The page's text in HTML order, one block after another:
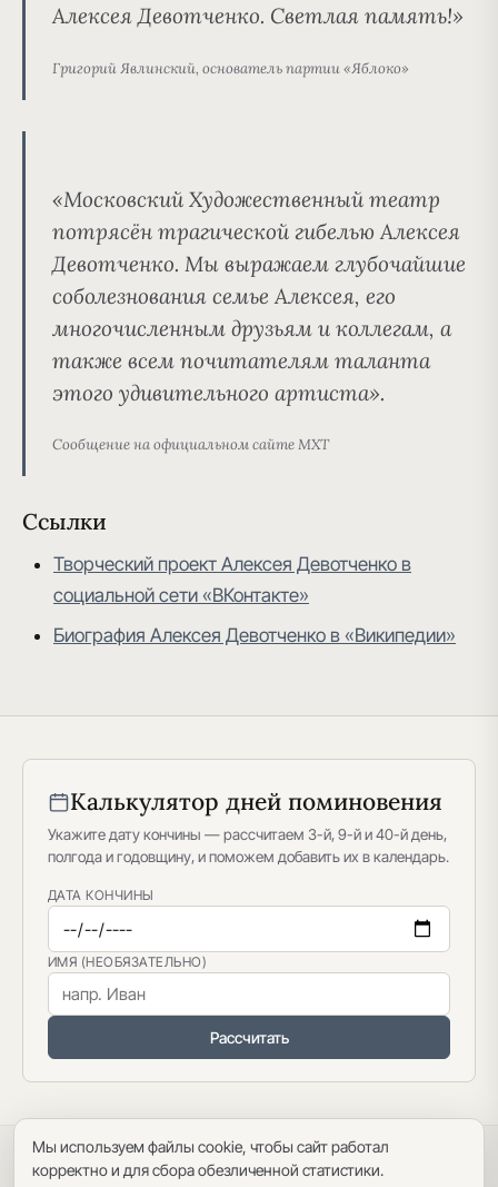
Алексея Девотченко. Светлая память!»
Григорий Явлинский, основатель партии «Яблоко»
«Московский Художественный театр
потрясён трагической гибелью Алексея
Девотченко. Мы выражаем глубочайшие
соболезнования семье Алексея, его
многочисленным друзьям и коллегам, а
также всем почитателям таланта
этого удивительного артиста».
Сообщение на официальном сайте МХТ
Ссылки
Творческий проект Алексея Девотченко в
социальной сети «ВКонтакте»
Биография Алексея Девотченко в «Википедии»
Калькулятор дней поминовения
Укажите дату кончины — рассчитаем 3-й, 9-й и 40-й день,
полгода и годовщину, и поможем добавить их в календарь.
ДАТА КОНЧИНЫ
ИМЯ (НЕОБЯЗАТЕЛЬНО)
Рассчитать
Политика конфиденциальности Пользовательское соглашение
Карта сайта
Мы используем файлы cookie, чтобы сайт работал
корректно и для сбора обезличенной статистики.